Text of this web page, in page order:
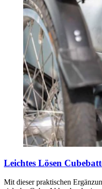
Leichtes Lösen
Mit dieser praktischen